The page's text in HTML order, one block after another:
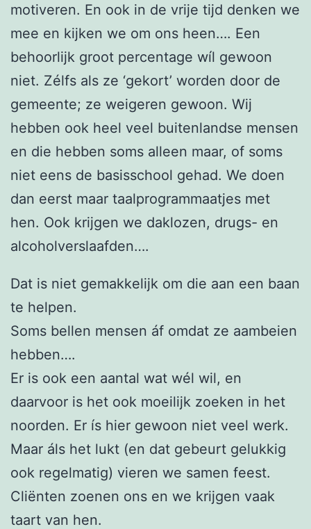
motiveren. En ook in de vrije tijd denken we
mee en kijken we om ons heen…. Een
behoorlijk groot percentage wíl gewoon
niet. Zélfs als ze ‘gekort’ worden door de
gemeente; ze weigeren gewoon. Wij
hebben ook heel veel buitenlandse mensen
en die hebben soms alleen maar, of soms
niet eens de basisschool gehad. We doen
dan eerst maar taalprogrammaatjes met
hen. Ook krijgen we daklozen, drugs- en
alcoholverslaafden….
Dat is niet gemakkelijk om die aan een baan
te helpen.
Soms bellen mensen áf omdat ze aambeien
hebben….
Er is ook een aantal wat wél wil, en
daarvoor is het ook moeilijk zoeken in het
noorden. Er ís hier gewoon niet veel werk.
Maar áls het lukt (en dat gebeurt gelukkig
ook regelmatig) vieren we samen feest.
Cliënten zoenen ons en we krijgen vaak
taart van hen.